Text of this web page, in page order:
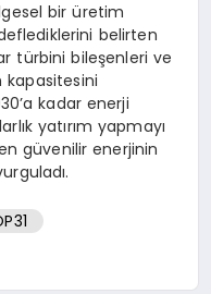
bir üretim
belirten
türbini bileşenleri ve
kadar enerji
yatırım yapmayı
güvenilir enerjinin